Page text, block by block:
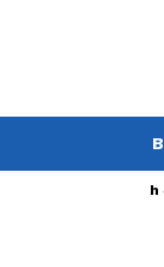
Jumat Bersih